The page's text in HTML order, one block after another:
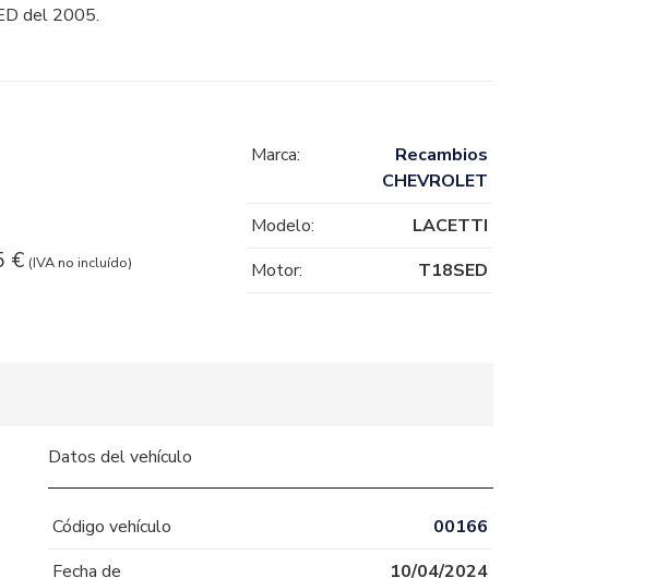
del 2005.
€ (IVA no incluído)
Marca:
Recambios
CHEVROLET
Modelo:
LACETTI
Motor:
T18SED
Datos del vehículo
Código vehículo
00166
Fecha de
10/04/2024